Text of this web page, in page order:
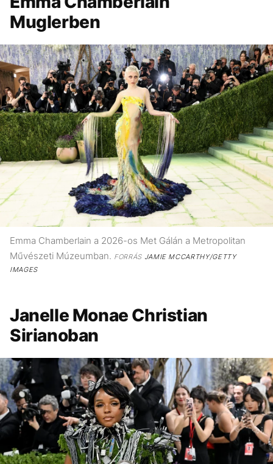
Muglerben
Emma Chamberlain a 2026-os Met Gálán a Metropolitan
Művészeti Múzeumban. FORRÁSJAMIE MCCARTHY/GETTY
IMAGES
Janelle Monae Christian
Sirianoban